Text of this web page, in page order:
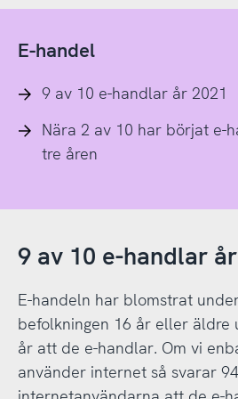
E-handel
9 av 10 e-handlar år 2021
Nära 2 av 10 har börjat e-
tre åren
9 av 10 e-handlar
E-handeln har blomstrat
befolkningen 16 år eller äldre
år att de e-handlar. Om vi
använder internet så svarar